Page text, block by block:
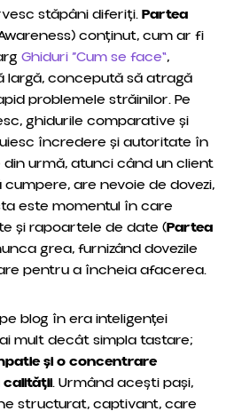
stăpâni diferiți.Partea
conținut, cum ar fi
Ghiduri ”Cum se face",
largă, concepută să atragă
problemele străinilor. Pe
ghidurile comparative și
încredere și autoritate în
din urmă, atunci când un client
are nevoie de dovezi,
este momentul în care
și rapoartele de date (Partea
grea, furnizând dovezile
pentru a încheia afacerea.
blog în era inteligenței
mult decât simpla tastare;
și o concentrare
. Urmând acești pași,
structurat, captivant, care